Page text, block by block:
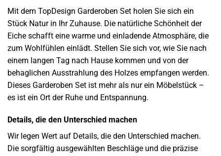
Mit dem TopDesign Garderoben Set holen Sie sich ein
Stück Natur in Ihr Zuhause. Die natürliche Schönheit der
Eiche schafft eine warme und einladende Atmosphäre, die
zum Wohlfühlen einlädt. Stellen Sie sich vor, wie Sie nach
einem langen Tag nach Hause kommen und von der
behaglichen Ausstrahlung des Holzes empfangen werden.
Dieses Garderoben Set ist mehr als nur ein Möbelstück –
es ist ein Ort der Ruhe und Entspannung.
Details, die den Unterschied machen
Wir legen Wert auf Details, die den Unterschied machen.
Die sorgfältig ausgewählten Beschläge und die präzise